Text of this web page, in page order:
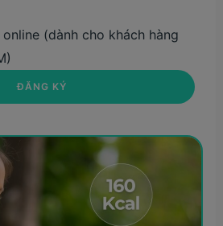
(dành cho khách hàng